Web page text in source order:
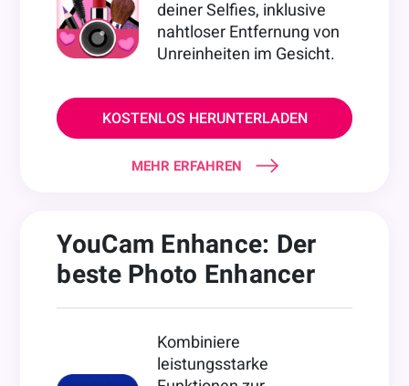
deiner Selfies, inklusive
nahtloser Entfernung von
Unreinheiten im Gesicht.
KOSTENLOS HERUNTERLADEN
MEHR ERFAHREN
YouCam Enhance: Der
beste Photo Enhancer
Kombiniere
leistungsstarke